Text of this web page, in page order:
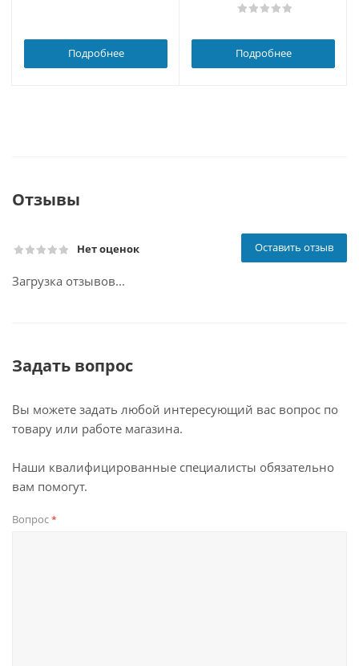
Подробнее Подробнее
Отзывы
Нет оценок Оставить отзыв
Загрузка отзывов...
Задать вопрос
Вы можете задать любой интересующий вас вопрос по
товару или работе магазина.
Наши квалифицированные специалисты обязательно
вам помогут.
Вопрос*